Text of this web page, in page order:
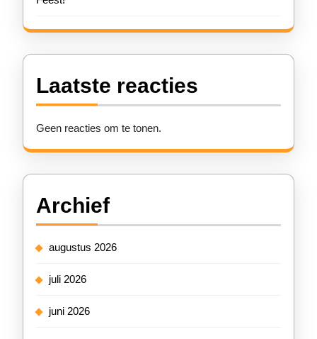
Laatste reacties
Geen reacties om te tonen.
Archief
augustus 2026
juli 2026
juni 2026